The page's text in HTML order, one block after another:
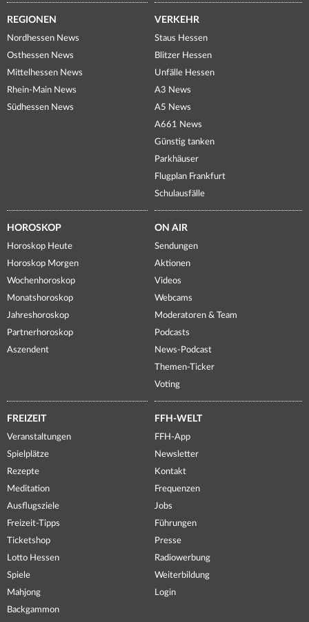
REGIONEN
Nordhessen News
Osthessen News
Mittelhessen News
Rhein-Main News
Südhessen News
VERKEHR
Staus Hessen
Blitzer Hessen
Unfälle Hessen
A3 News
A5 News
A661 News
Günstig tanken
Parkhäuser
Flugplan Frankfurt
Schulausfälle
HOROSKOP
Horoskop Heute
Horoskop Morgen
Wochenhoroskop
Monatshoroskop
Jahreshoroskop
Partnerhoroskop
Aszendent
ON AIR
Sendungen
Aktionen
Videos
Webcams
Moderatoren & Team
Podcasts
News-Podcast
Themen-Ticker
Voting
FREIZEIT
Veranstaltungen
Spielplätze
Rezepte
Meditation
Ausflugsziele
Freizeit-Tipps
Ticketshop
Lotto Hessen
Spiele
Mahjong
Backgammon
FFH-WELT
FFH-App
Newsletter
Kontakt
Frequenzen
Jobs
Führungen
Presse
Radiowerbung
Weiterbildung
Login